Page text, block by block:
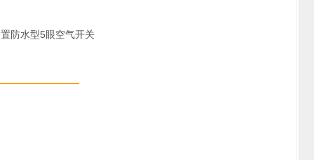
防水型5眼空气开关